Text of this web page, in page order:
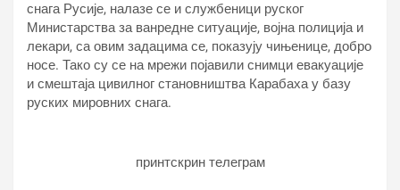
снага Русије, налазе се и службеници руског
Министарства за ванредне ситуације, војна полиција и
лекари, са овим задацима се, показују чињенице, добро
носе. Тако су се на мрежи појавили снимци евакуације
и смештаја цивилног становништва Карабаха у базу
руских мировних снага.
принтскрин телеграм